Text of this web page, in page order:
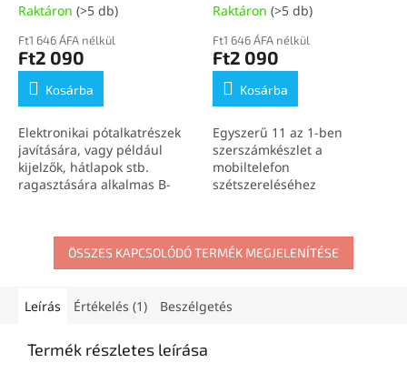
Raktáron (>5 db)
Ft1 646 ÁFA nélkül
Ft2 090
Kosárba
Elektronikai pótalkatrészek
javítására, vagy például
kijelzők, hátlapok stb.
ragasztására alkalmas B-
Raktáron (>5 db)
Ft1 646 ÁFA nélkül
Ft2 090
Kosárba
Egyszerű 11 az 1-ben
szerszámkészlet a
mobiltelefon
szétszereléséhez
ÖSSZES KAPCSOLÓDÓ TERMÉK MEGJELENÍTÉSE
Leírás Értékelés (1) Beszélgetés
Termék részletes leírása